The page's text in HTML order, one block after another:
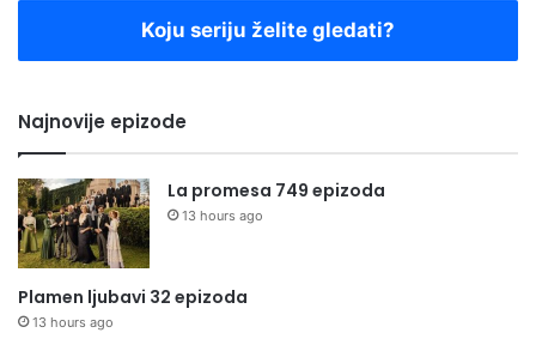
Koju seriju želite gledati?
Najnovije epizode
La promesa 749 epizoda
13 hours ago
Plamen ljubavi 32 epizoda
13 hours ago